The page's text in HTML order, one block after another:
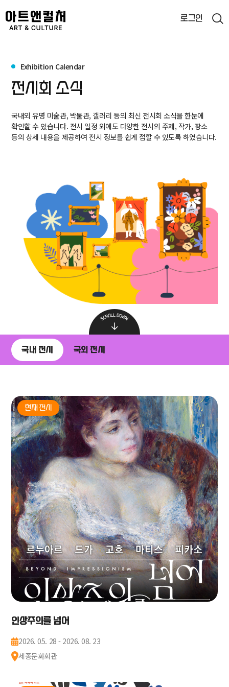
로그인
Exhibition Calendar
전시회 소식
국내외 유명 미술관, 박물관, 갤러리 등의 최신 전시회 소식을 한눈에
확인할 수 있습니다. 전시 일정 외에도 다양한 전시의 주제, 작가, 장소
등의 상세 내용을 제공하여 전시 정보를 쉽게 접할 수 있도록 하였습니다.
국내 전시 국외 전시
현재 전시
인상주의를 넘어
2026. 05. 28 - 2026. 08. 23
세종문화회관